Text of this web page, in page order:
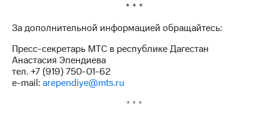
Описание
Еврооблигации-2023
Уведомление
о
погашении
именных
* * *
За дополнительной информацией обращайтесь:
Пресс-секретарь МТС в республике Дагестан
Анастасия Эпендиева
тел. +7 (919) 750-01-62
e-mail:arependiye@mts.ru
* * *